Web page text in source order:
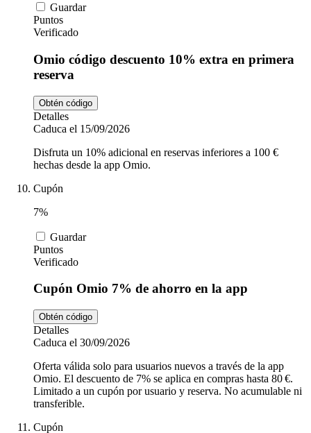
Guardar
Puntos
Verificado
Omio código descuento 10% extra en primera
reserva
Obtén código
Detalles
Caduca el 15/09/2026
Disfruta un 10% adicional en reservas inferiores a 100 €
hechas desde la app Omio.
Cupón
7%
Guardar
Puntos
Verificado
Cupón Omio 7% de ahorro en la app
Obtén código
Detalles
Caduca el 30/09/2026
Oferta válida solo para usuarios nuevos a través de la app
Omio. El descuento de 7% se aplica en compras hasta 80 €.
Limitado a un cupón por usuario y reserva. No acumulable ni
transferible.
Cupón